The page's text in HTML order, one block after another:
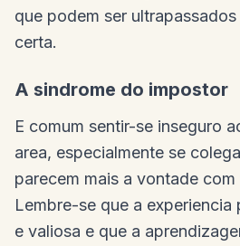
que podem ser
certa.
A sindrome do impostor
E comum sentir-se inseguro
area, especialmente se
parecem mais a vontade
Lembre-se que a
e valiosa e que a